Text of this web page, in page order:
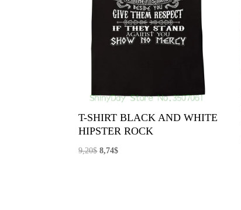
T-SHIRT BLACK AND WHITE
HIPSTER ROCK
9,20$ El
8,74$El